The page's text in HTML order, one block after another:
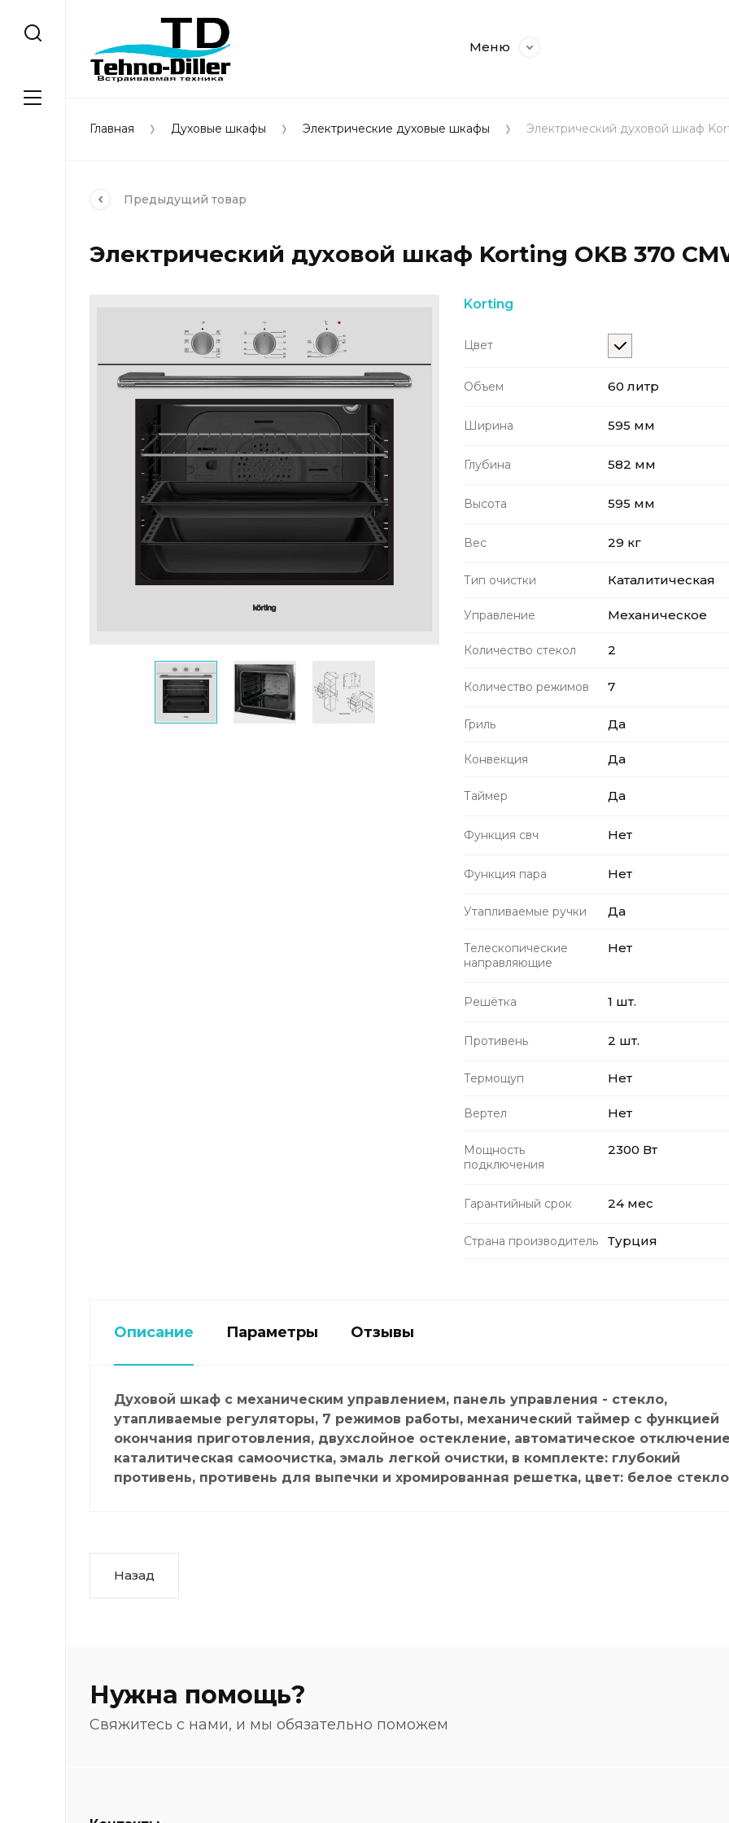
Меню
Главная Духовые шкафы Электрические духовые шкафы Электрический духовой шкаф
Предыдущий товар
Электрический духовой шкаф Korting OKB 370
Korting
Цвет
Объем 60 литр
Ширина 595 мм
Глубина 582 мм
Высота 595 мм
Вес 29 кг
Тип очистки Каталитическая
Управление Механическое
Количество стекол 2
Количество режимов 7
Гриль Да
Конвекция Да
Таймер Да
Функция свч Нет
Функция пара Нет
Утапливаемые ручки Да
Телескопические
направляющие
Нет
Решётка 1 шт.
Противень 2 шт.
Термощуп Нет
Вертел Нет
Мощность
подключения
2300 Вт
Гарантийный срок 24 мес
Страна производитель Турция
Описание Параметры Отзывы
Духовой шкаф с механическим управлением, панель управления - стекло,
утапливаемые регуляторы, 7 режимов работы, механический таймер с функцией
окончания приготовления, двухслойное остекление, автоматическое
каталитическая самоочистка, эмаль легкой очистки, в комплекте: глубокий
противень, противень для выпечки и хромированная решетка, цвет: белое стекло
Назад
Нужна помощь?
Свяжитесь с нами, и мы обязательно поможем